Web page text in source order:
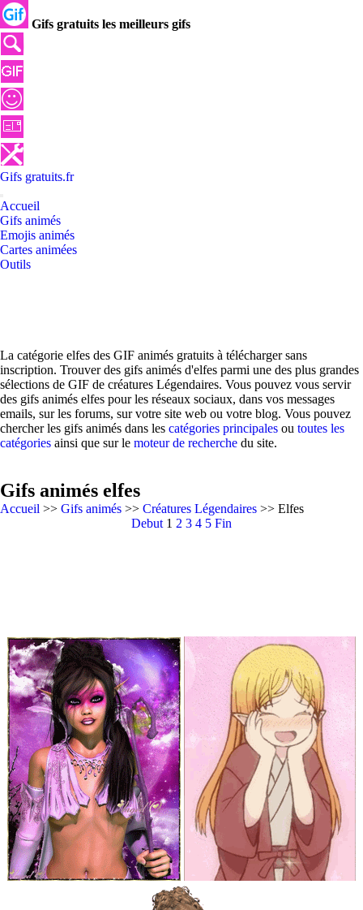
Gifs gratuits les meilleurs gifs
Gifs gratuits.fr
Accueil
Gifs animés
Emojis animés
Cartes animées
Outils
La catégorie elfes des GIF animés gratuits à télécharger sans
inscription. Trouver des gifs animés d'elfes parmi une des plus grandes
sélections de GIF de créatures Légendaires. Vous pouvez vous servir
des gifs animés elfes pour les réseaux sociaux, dans vos messages
emails, sur les forums, sur votre site web ou votre blog. Vous pouvez
chercher les gifs animés dans les catégories principales ou toutes les
catégories ainsi que sur le moteur de recherche du site.
Gifs animés elfes
Accueil >> Gifs animés >> Créatures Légendaires >> Elfes
Debut 1 2 3 4 5 Fin